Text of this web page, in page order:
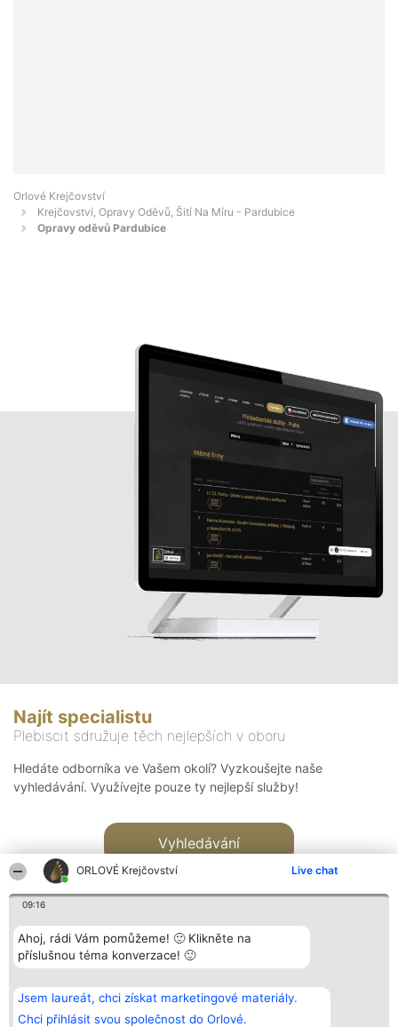
ORLOVÉ Krejčovství Live chat
09:16
Ahoj, rádi Vám pomůžeme! 🙂 Klikněte na
příslušnou téma konverzace! 🙂
Jsem laureát, chci získat marketingové materiály.
Chci přihlásit svou společnost do Orlové.
Orlové Krejčovství
Krejčovství, Opravy Oděvů, Šití Na Míru - Pardubice
Opravy oděvů Pardubice
Najít specialistu
Plebiscit sdružuje těch nejlepších v oboru
Hledáte odborníka ve Vašem okolí? Vyzkoušejte naše
vyhledávání. Využívejte pouze ty nejlepší služby!
Vyhledávání
Bright Side Solutions sp. z o.
o. sp. k.
ul. Ruska 22
Vítězové
Seznam všech
laureátů
Kontakt